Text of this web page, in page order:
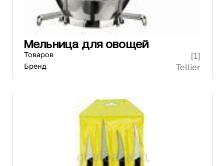
Мельница для овощей
Товаров [1]
Бренд Tellier